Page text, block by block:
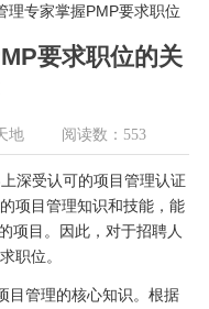
理专家掌握PMP要求职位
要求职位的关
地 阅读数：553
深受认可的项目管理认证
项目管理知识和技能，能
项目。因此，对于招聘人
职位。
目管理的核心知识。根据